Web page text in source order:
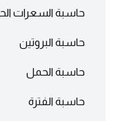
حاسبة السعرات
حاسبة البروتين
حاسبة الحمل
حاسبة الفترة